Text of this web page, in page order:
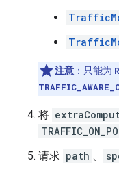
注意 ：只能为
将
请求 path 、